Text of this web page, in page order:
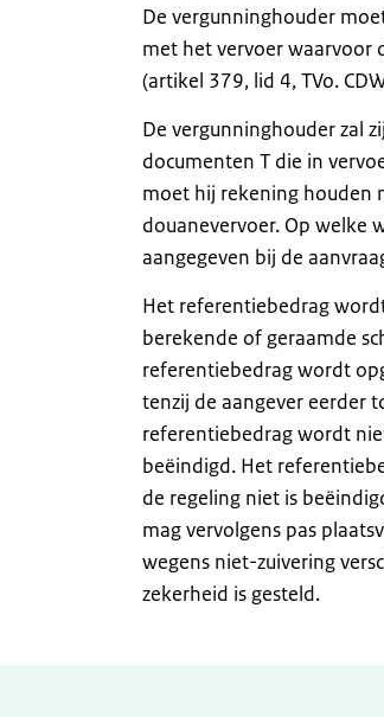
De vergunninghouder
met het vervoer waarvoor
(artikel 379, lid 4, TVo.
De vergunninghouder zal
documenten T die in
moet hij rekening houden
douanevervoer. Op welke
aangegeven bij de
Het referentiebedrag
berekende of geraamde
referentiebedrag wordt
tenzij de aangever eerder
referentiebedrag wordt
beëindigd. Het
de regeling niet is
mag vervolgens pas
wegens niet-zuivering
zekerheid is gesteld.